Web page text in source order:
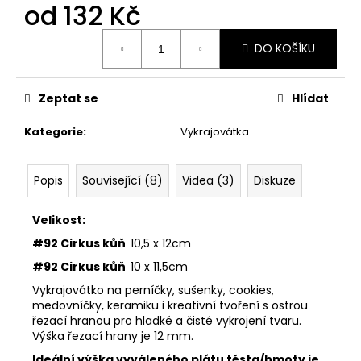
od 132 Kč
DO KOŠÍKU
Kategorie: Vykrajovátka
Zeptat se Hlídat
Popis Související (8) Videa (3) Diskuze
Velikost:
#92 Cirkus kůň 10,5 x 12cm
#92 Cirkus kůň 10 x 11,5cm
Vykrajovátko na perníčky, sušenky, cookies,
medovníčky, keramiku i kreativní tvoření s ostrou
řezací hranou pro hladké a čisté vykrojení tvaru.
Výška řezací hrany je 12 mm.
u
m
e
VYKRAJOVÁTKA
#860
Kč